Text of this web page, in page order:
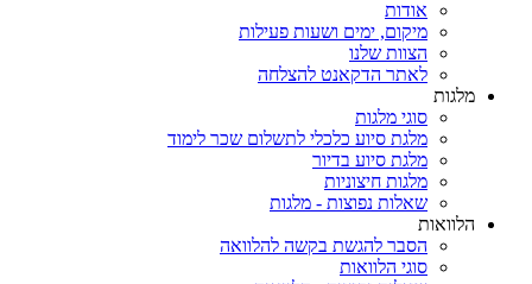
אודות
מיקום, ימים ושעות פעילות
הצוות שלנו
לאתר הדקאנט להצלחה
מלגות
סוגי מלגות
מלגת סיוע כלכלי לתשלום שכר לימוד
מלגת סיוע בדיור
מלגות חיצוניות
שאלות נפוצות - מלגות
הלוואות
הסבר להגשת בקשה להלוואה
סוגי הלוואות